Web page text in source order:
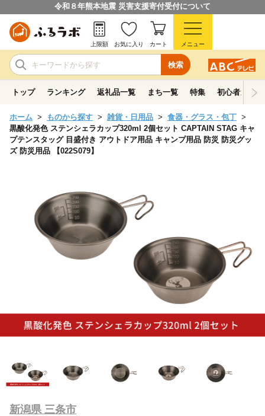
令和８年熊本地震 災害支援寄付受付について
検索
上限額 お気に入り カート メニュー
トップ ランキング 返礼品一覧 まち一覧 特集 初心者ガイド
ホーム ものから探す 雑貨・日用品
食器・グラス・包丁
黒酸化発色 ステンシェラカップ320ml 2個セット CAPTAIN STAG キャ
プテンスタッグ 目盛付き アウトドア用品 キャンプ用品 防災 防災グッ
ズ 防災用品 【022S079】
新潟県 三条市